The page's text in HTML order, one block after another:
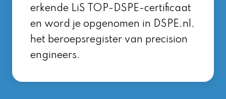
erkende LiS TOP-DSPE-certificaat
en word je opgenomen in DSPE.nl,
het beroepsregister van precision
engineers.